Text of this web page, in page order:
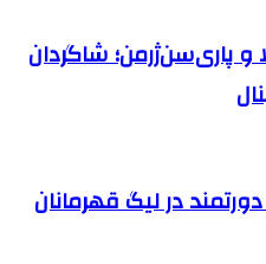
و پاری‌سن‌ژرمن؛ شاگردان
در لیگ قهرمانان